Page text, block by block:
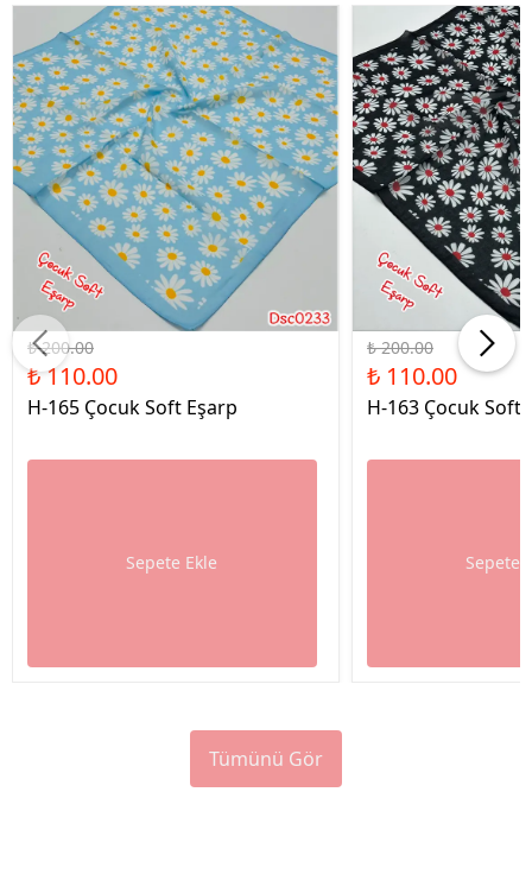
%45 İndirim
₺ 200.00
₺ 110.00
H-165 Çocuk Soft Eşarp
Sepete Ekle
%45 İndirim
₺ 200.00
₺ 110.00
H-163 Çocuk Soft
Sepete
Tümünü Gör